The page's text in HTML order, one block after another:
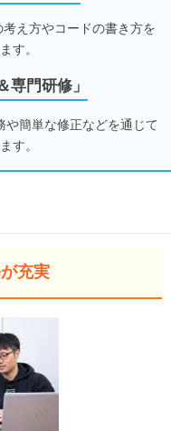
え方やコードの書き方を
す。
専門研修」
簡単な修正などを通じて
す。
充実